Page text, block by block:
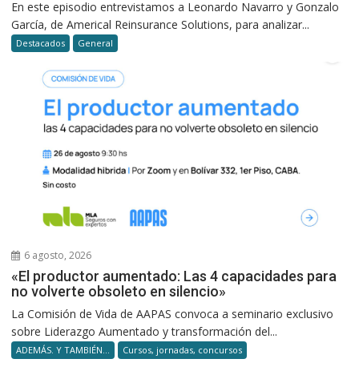
En este episodio entrevistamos a Leonardo Navarro y Gonzalo
García, de Americal Reinsurance Solutions, para analizar...
Destacados General
6 agosto, 2026
«El productor aumentado: Las 4 capacidades para
no volverte obsoleto en silencio»
La Comisión de Vida de AAPAS convoca a seminario exclusivo
sobre Liderazgo Aumentado y transformación del...
ADEMÁS. Y TAMBIÉN... Cursos, jornadas, concursos